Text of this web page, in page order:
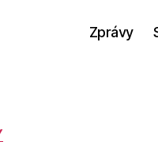
Zprávy